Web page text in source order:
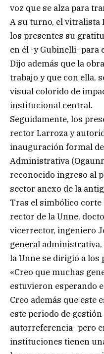
voz que se alza para
A su turno, el vitralista
los presentes su
en él -y Gubinelli- para
Dijo además que la
trabajo y que con ella,
visual colorido de
institucional central.
Seguidamente, los
rector Larroza y
inauguración formal
Administrativa
reconocido ingreso al
sector anexo de la
Tras el simbólico
rector de la Unne,
vicerrector, ingeniero
general
la Unne se dirigió a los
«Creo que muchas
estuvieron esperando
Creo además que este
este periodo de
autorreferencia- pero
instituciones tienen